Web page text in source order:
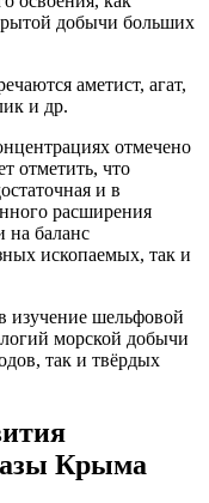
добычи больших
аметист, агат,
и др.
отмечено
отметить, что
и в
расширения
на баланс
ископаемых, так и
изучение шельфовой
морской добычи
так и твёрдых
Крыма